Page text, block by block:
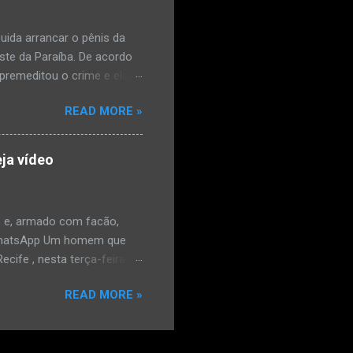
arrancar o pênis da
da Paraíba. De acordo
o crime e ela
também escreveu uma
o filho mais velho, fruto
família. Ela já havia
dele, a mulher ainda
READ MORE »
vídeo
armado com facão,
Um homem que
, nesta terça-feira
e tentou atingir oREAD MORE »